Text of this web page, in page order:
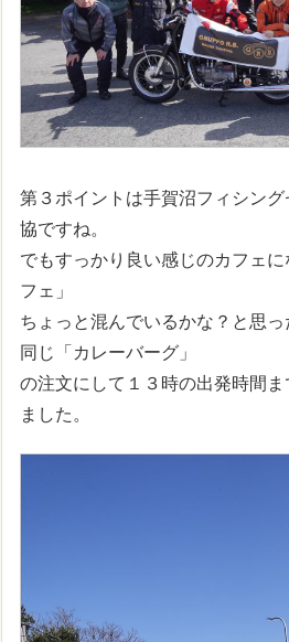
第３ポイントは手賀沼フィシ
協ですね。
でもすっかり良い感じのカフェ
フェ」
ちょっと混んでいるかな？と思
同じ「カレーバーグ」
の注文にして１３時の出発時間
ました。